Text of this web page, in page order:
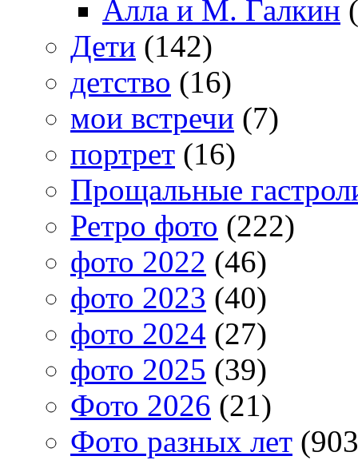
Алла и М. Галкин
Дети (142)
детство (16)
мои встречи (7)
портрет (16)
Прощальные
Ретро фото (222)
фото 2022 (46)
фото 2023 (40)
фото 2024 (27)
фото 2025 (39)
Фото 2026 (21)
Фото разных лет